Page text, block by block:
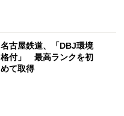
名古屋鉄道、「DBJ環境
格付」 最高ランクを初
めて取得